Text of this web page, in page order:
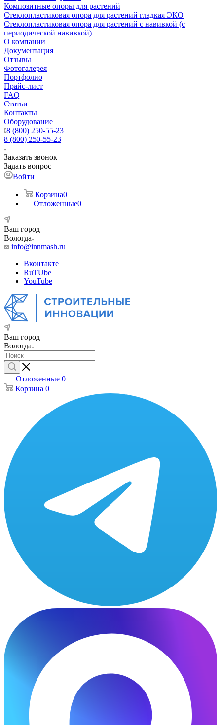
Композитные опоры для растений
Стеклопластиковая опора для растений гладкая ЭКО
Стеклопластиковая опора для растений с навивкой (с
периодической навивкой)
О компании
Документация
Отзывы
Фотогалерея
Портфолио
Прайс-лист
FAQ
Статьи
Контакты
Оборудование
8 (800) 250-55-23
8 (800) 250-55-23
Заказать звонок
Задать вопрос
Войти
Корзина0
Отложенные0
Ваш город
Вологда
info@innmash.ru
Вконтакте
RuTUbe
YouTube
Ваш город
Вологда
Отложенные 0
Корзина 0